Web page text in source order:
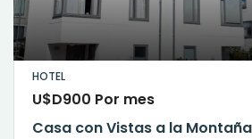
HOTEL
U$D900 Por mes
Casa con Vistas a la Montaña